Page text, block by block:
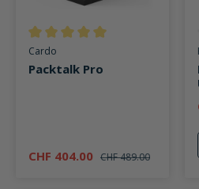
Durchschnittliche Bewertung von
Cardo
Packtalk Pro
CHF 404.00 CHF 489.00